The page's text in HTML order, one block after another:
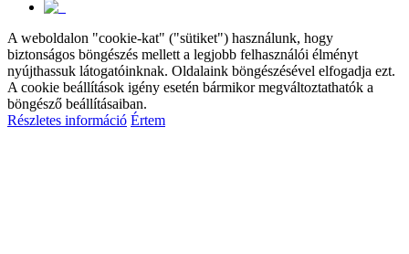
A weboldalon "cookie-kat" ("sütiket") használunk, hogy
biztonságos böngészés mellett a legjobb felhasználói élményt
nyújthassuk látogatóinknak. Oldalaink böngészésével elfogadja ezt.
A cookie beállítások igény esetén bármikor megváltoztathatók a
böngésző beállításaiban.
Részletes információ Értem